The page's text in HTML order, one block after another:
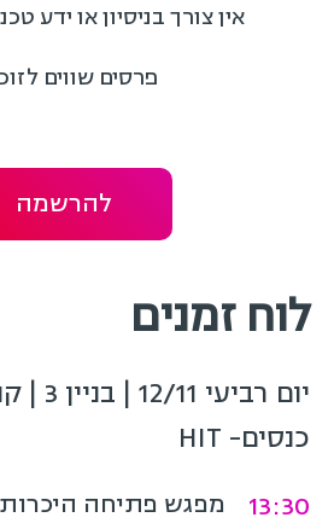
אין צורך בניסיון או ידע
פרסים שווים
להרשמה
לוח זמנים
כנסים- HIT
13:30 מפגש פתיחה היכרות